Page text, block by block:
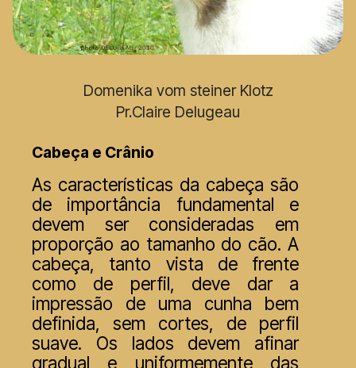
Domenika vom steiner Klotz
Pr.Claire Delugeau
Cabeça e Crânio
As características da cabeça são
de importância fundamental e
devem ser consideradas em
proporção ao tamanho do cão. A
cabeça, tanto vista de frente
como de perfil, deve dar a
impressão de uma cunha bem
definida, sem cortes, de perfil
suave. Os lados devem afinar
gradual e uniformemente das